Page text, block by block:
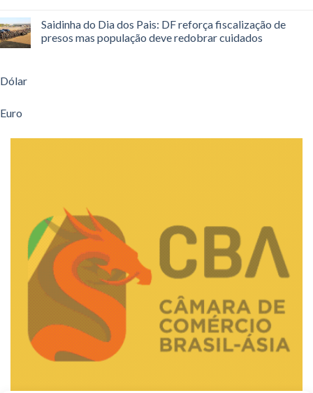
Saidinha do Dia dos Pais: DF reforça fiscalização de
presos mas população deve redobrar cuidados
Dólar
Euro